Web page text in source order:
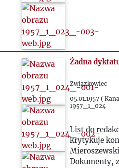
Żadna
Związkowiec
05.01.1957 (
1957_1_024
List do
krytykuje
Dokumenty,